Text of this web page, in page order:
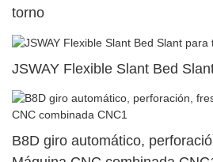
torno
JSWAY Flexible Slant Bed
B8D giro automático,